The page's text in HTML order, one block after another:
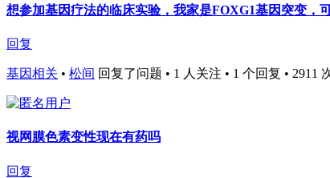
想参加基因疗法的临床实验，我家是FOXG1基因突变，
回复
基因相关 • 松间 回复了问题 • 1 人关注 • 1 个回复 • 2911
视网膜色素变性现在有药吗
回复